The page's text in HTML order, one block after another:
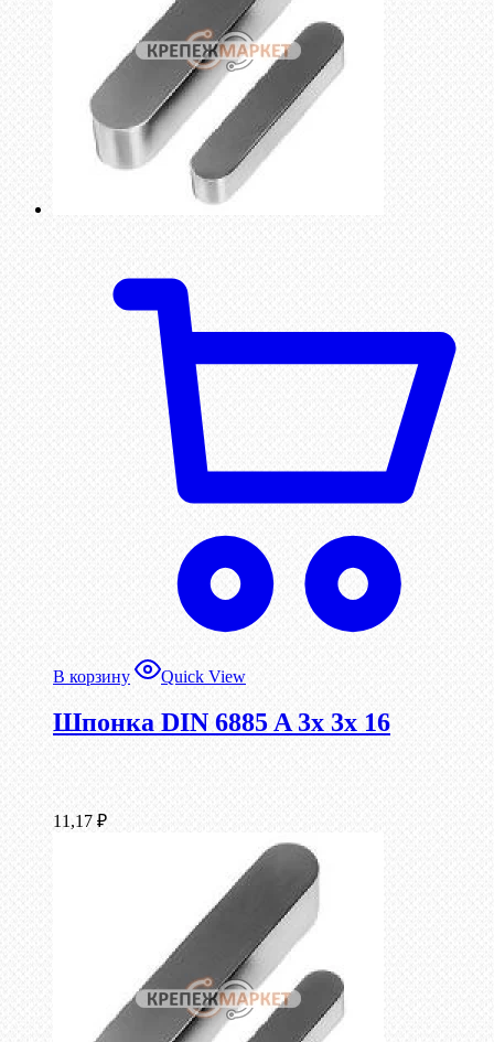
В корзину Quick View
Шпонка DIN 6885 A 3x 3x 16
11,17 ₽